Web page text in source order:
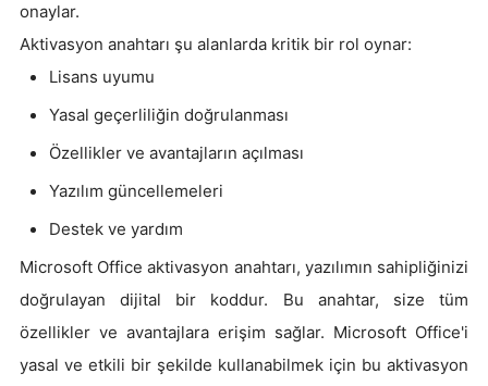
onaylar.
Aktivasyon anahtarı şu alanlarda kritik bir rol oynar:
Lisans uyumu
Yasal geçerliliğin doğrulanması
Özellikler ve avantajların açılması
Yazılım güncellemeleri
Destek ve yardım
Microsoft Office aktivasyon anahtarı, yazılımın sahipliğinizi
doğrulayan dijital bir koddur. Bu anahtar, size tüm
özellikler ve avantajlara erişim sağlar. Microsoft Office'i
yasal ve etkili bir şekilde kullanabilmek için bu aktivasyon